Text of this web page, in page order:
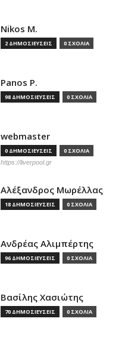
Nikos M.
2 ΔΗΜΟΣΙΕΥΣΕΙΣ 0 ΣΧΟΛΙΑ
Panos P.
98 ΔΗΜΟΣΙΕΥΣΕΙΣ 0 ΣΧΟΛΙΑ
webmaster
0 ΔΗΜΟΣΙΕΥΣΕΙΣ 0 ΣΧΟΛΙΑ
https://liverpool.gr
Αλέξανδρος Μωρέλλας
18 ΔΗΜΟΣΙΕΥΣΕΙΣ 0 ΣΧΟΛΙΑ
Ανδρέας Αλιμπέρτης
96 ΔΗΜΟΣΙΕΥΣΕΙΣ 0 ΣΧΟΛΙΑ
Βασίλης Χασιώτης
70 ΔΗΜΟΣΙΕΥΣΕΙΣ 0 ΣΧΟΛΙΑ